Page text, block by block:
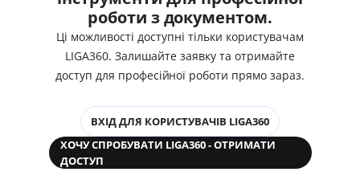
роботи з документом.
Ці можливості доступні тільки користувачам
LIGA360. Залишайте заявку та отримайте
доступ для професійної роботи прямо зараз.
ВХІД ДЛЯ КОРИСТУВАЧІВ LIGA360
ХОЧУ СПРОБУВАТИ LIGA360 - ОТРИМАТИ
ДОСТУП